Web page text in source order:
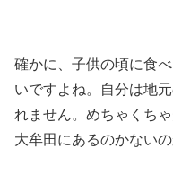
確かに、子供の頃に食
いですよね。自分は地
れません。めちゃくち
大牟田にあるのかないの